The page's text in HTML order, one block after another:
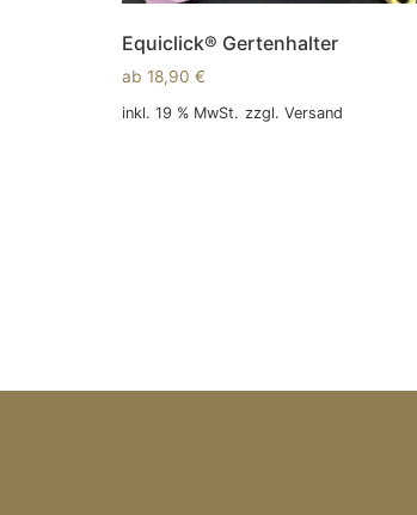
Equiclick® Gertenhalter
ab 18,90 €
inkl. 19 % MwSt. zzgl. Versand